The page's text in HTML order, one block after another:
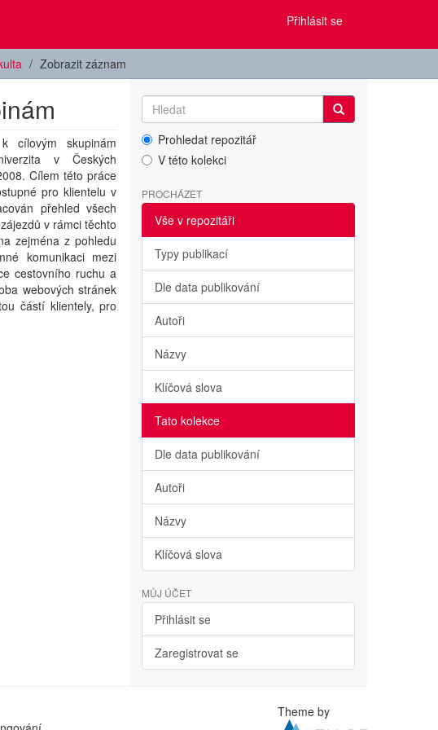
Přihlásit se
Zobrazit záznam
cílovým skupinám
v Českých
Cílem této práce
pro klientelu v
přehled všech
v rámci těchto
zejména z pohledu
komunikaci mezi
cestovního ruchu a
webových stránek
částí klientely, pro
Prohledat repozitář
V této kolekci
PROCHÁZET
Vše v repozitáři
Typy publikací
Dle data publikování
Autoři
Názvy
Klíčová slova
Tato kolekce
Dle data publikování
Autoři
Názvy
Klíčová slova
MŮJ ÚČET
Přihlásit se
Zaregistrovat se
Theme by